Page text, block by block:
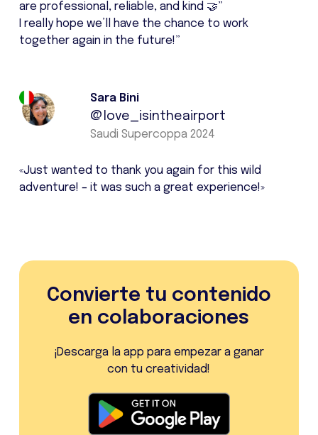
are professional, reliable, and kind 🤝”
I really hope we’ll have the chance to work
together again in the future!”
Sara Bini
@love_isintheairport
Saudi Supercoppa 2024
«Just wanted to thank you again for this wild
adventure! – it was such a great experience!»
Convierte tu contenido
en colaboraciones
¡Descarga la app para empezar a ganar
con tu creatividad!